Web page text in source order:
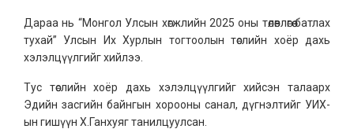
Дараа нь “Монгол Улсын хөгжлийн 2025 оны төлөвлөгөө батлах
тухай” Улсын Их Хурлын тогтоолын төслийн хоёр дахь
хэлэлцүүлгийг хийлээ.
Тус төслийн хоёр дахь хэлэлцүүлгийг хийсэн талаарх
Эдийн засгийн байнгын хорооны санал, дүгнэлтийг УИХ-
ын гишүүн Х.Ганхуяг танилцуулсан.